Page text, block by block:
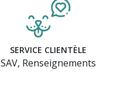
SERVICE CLIENTÈLE
SAV, Renseignements